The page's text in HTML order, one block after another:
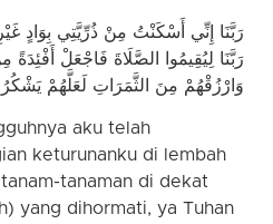
رَبَّنَا إِنِّي أَسْكَنْتُ مِنْ ذُرِّيَّتِي بِوَادٍ
رَبَّنَا لِيُقِيمُوا الصَّلَاةَ فَاجْعَلْ أَفْئِدَةً
وَارْزُقْهُمْ مِنَ الثَّمَرَاتِ لَعَلَّهُمْ
aku telah
keturunanku di lembah
tanaman di dekat
yang dihormati, ya Tuhan